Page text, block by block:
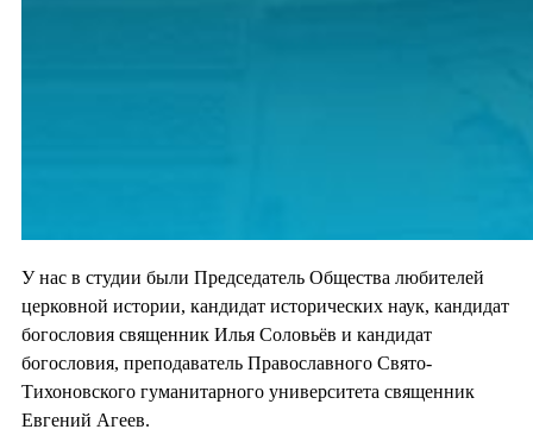
У нас в студии были Председатель Общества любителей
церковной истории, кандидат исторических наук, кандидат
богословия священник Илья Соловьёв и кандидат
богословия, преподаватель Православного Свято-
Тихоновского гуманитарного университета священник
Евгений Агеев.